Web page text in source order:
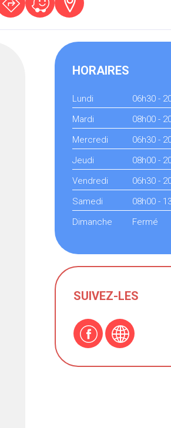
HORAIRES
Lundi
06h30 -
Mardi
08h00 -
Mercredi
06h30 -
Jeudi
08h00 -
Vendredi
06h30 -
Samedi
08h00 -
Dimanche
Fermé
SUIVEZ-LES